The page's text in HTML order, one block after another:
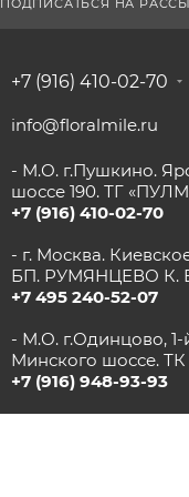
ПОДПИСАТЬСЯ НА
+7 (916) 410-02-70
info@floralmile.ru
- М.О. г.Пушкино.
шоссе 190. ТГ
+7 (916) 410-02-70
- г. Москва.
БП. РУМЯНЦЕВО К.
+7 495 240-52-07
- М.О. г.Одинцово, 1-
Минского шоссе.
+7 (916) 948-93-93